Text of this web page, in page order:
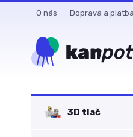
O nás Doprava a platba
3D tlač